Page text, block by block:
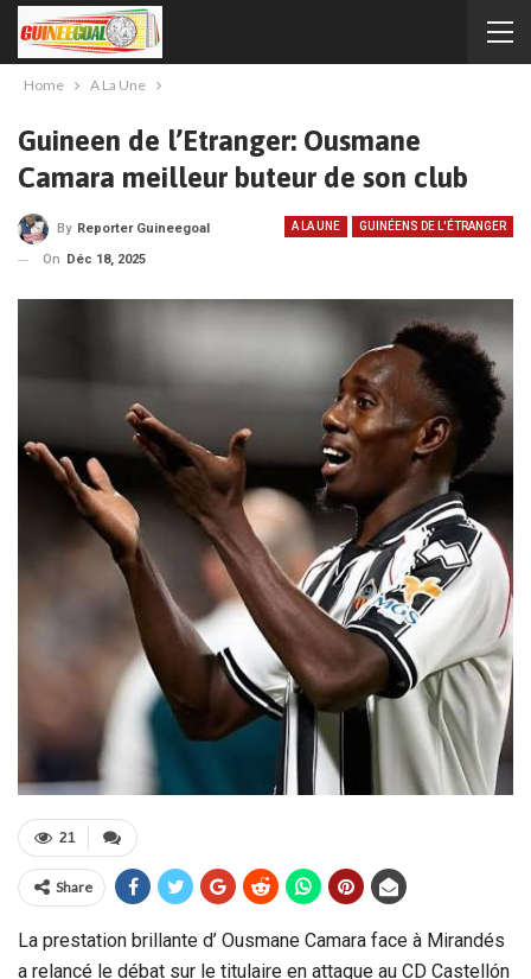
Home A La Une
Guineen de l’Etranger: Ousmane
Camara meilleur buteur de son club
A LA UNE GUINÉENS DE L'ÉTRANGER
By Reporter Guineegoal
On
Déc 18, 2025
21
Share
La prestation brillante d’ Ousmane Camara face à Mirandés
a relancé le débat sur le titulaire en attaque au CD Castellón